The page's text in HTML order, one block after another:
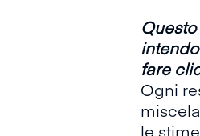
fare
Ogni
le